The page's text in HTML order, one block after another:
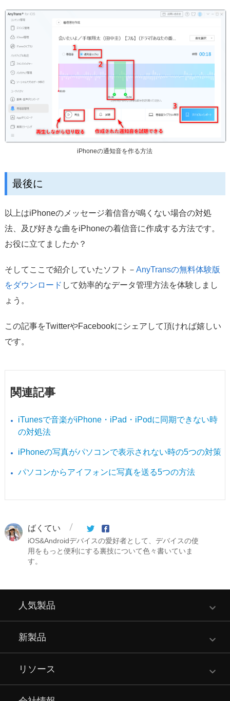
iPhoneの通知音を作る方法
最後に
以上はiPhoneのメッセージ着信音が鳴くない場合の対処
法、及び好きな曲をiPhoneの着信音に作成する方法です。
お役に立てましたか？
そしてここで紹介していたソフト－ AnyTransの無料体験版
をダウンロード して効率的なデータ管理方法を体験しまし
ょう。
この記事をTwitterやFacebookにシェアして頂ければ嬉しい
です。
関連記事
iTunesで音楽がiPhone・iPad・iPodに同期できない時
の対処法
iPhoneの写真がパソコンで表示されない時の5つの対策
パソコンからアイフォンに写真を送る5つの方法
ばくてい
iOS&Androidデバイスの愛好者として、デバイスの使
用をもっと便利にする裏技について色々書いていま
す。
人気製品
新製品
リソース